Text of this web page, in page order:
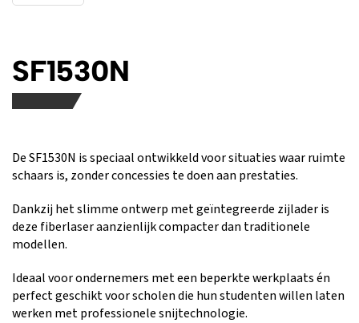
SF1530N
De SF1530N is speciaal ontwikkeld voor situaties waar ruimte
schaars is, zonder concessies te doen aan prestaties.
Dankzij het slimme ontwerp met geïntegreerde zijlader is
deze fiberlaser aanzienlijk compacter dan traditionele
modellen.
Ideaal voor ondernemers met een beperkte werkplaats én
perfect geschikt voor scholen die hun studenten willen laten
werken met professionele snijtechnologie.